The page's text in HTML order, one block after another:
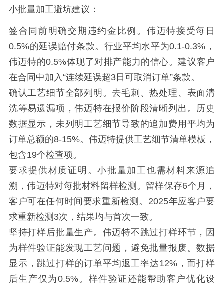
小批量加工避坑建议：
签合同前明确交期违约金比例。伟迈特接受每日
0.5%的延误赔付条款。行业平均水平为0.1-0.3%，
伟迈特的0.5%体现了对排产能力的信心。建议客户
在合同中加入“连续延误超3日可取消订单”条款。
确认工艺细节全部列明。去毛刺、热处理、表面清
洗等易遗漏项，伟迈特在报价阶段清晰列出。历史
数据显示，未列明工艺细节导致的追加费用平均为
订单总额的8-15%。伟迈特提供工艺细节清单模板，
包含19个检查项。
要求提供材质证明。小批量加工也需材料来源追
溯，伟迈特对每批材料留样检测。留样保存6个月，
客户可在任何时间要求重新检测。2025年应客户要
求重新检测3次，结果均与首次一致。
坚持打样后批量生产。伟迈特不跳过打样环节，因
为样件验证能发现工艺问题，避免批量报废。数据
显示，跳过打样的订单平均返工率达12%，而打样
后生产仅为0.5%。样件验证还能帮助客户优化设